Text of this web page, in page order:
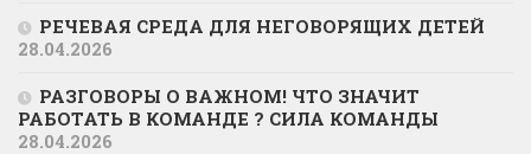
РЕЧЕВАЯ СРЕДА ДЛЯ НЕГОВОРЯЩИХ ДЕТЕЙ
28.04.2026
РАЗГОВОРЫ О ВАЖНОМ! ЧТО ЗНАЧИТ
РАБОТАТЬ В КОМАНДЕ ? СИЛА КОМАНДЫ
28.04.2026